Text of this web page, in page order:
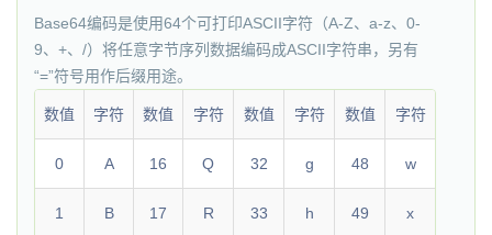
Base64编码是使用64个可打印ASCII字符（A-Z、a-z、0-
9、+、/）将任意字节序列数据编码成ASCII字符串，另有
“=”符号用作后缀用途。
数值 字符 数值 字符 数值 字符 数值 字符
0 A 16 Q 32 g 48 w
1 B 17 R 33 h 49 x